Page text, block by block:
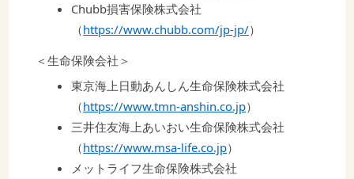
Chubb損害保険株式会社
（https://www.chubb.com/jp-jp/）
＜生命保険会社＞
東京海上日動あんしん生命保険株式会社
（https://www.tmn-anshin.co.jp）
三井住友海上あいおい生命保険株式会社
（https://www.msa-life.co.jp）
メットライフ生命保険株式会社